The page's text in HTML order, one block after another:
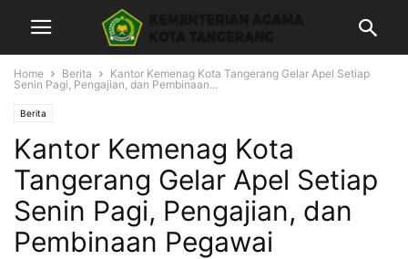
Home Berita
Kantor Kemenag Kota Tangerang Gelar Apel Setiap
Senin Pagi, Pengajian, dan Pembinaan...
Berita
Kantor Kemenag Kota
Tangerang Gelar Apel Setiap
Senin Pagi, Pengajian, dan
Pembinaan Pegawai